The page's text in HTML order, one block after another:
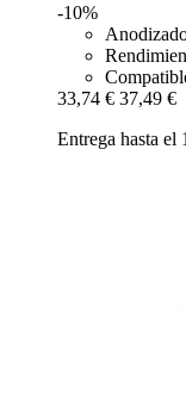
-10%
33,74 € 37,49 €
Entrega hasta el